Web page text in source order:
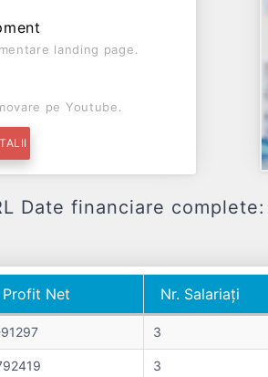
landing page.
pe Youtube.
Date financiare
Profit Net Nr. Salariați
Profit Net 3
3